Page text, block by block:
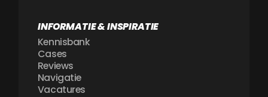
INFORMATIE & INSPIRATIE
Kennisbank
Cases
Reviews
Navigatie
Vacatures